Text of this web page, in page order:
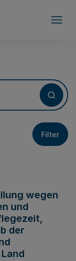
Filter
wegen
und
der